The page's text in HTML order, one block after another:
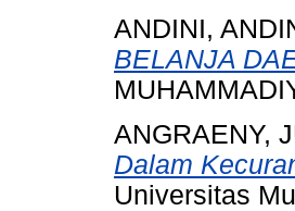
ANDINI,
BELANJA
ANGRAENY,
Dalam
Universitas